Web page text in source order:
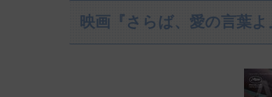
映画『さらば、愛の言葉